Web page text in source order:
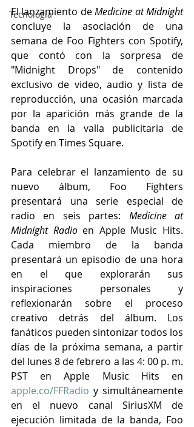
Tecnología
El lanzamiento de Medicine at Midnight
concluye la asociación de una
semana de Foo Fighters con Spotify,
que contó con la sorpresa de
"Midnight Drops" de contenido
exclusivo de video, audio y lista de
reproducción, una ocasión marcada
por la aparición más grande de la
banda en la valla publicitaria de
Spotify en Times Square.
Para celebrar el lanzamiento de su
nuevo álbum, Foo Fighters
presentará una serie especial de
radio en seis partes: Medicine at
Midnight Radio en Apple Music Hits.
Cada miembro de la banda
presentará un episodio de una hora
en el que explorarán sus
inspiraciones personales y
reflexionarán sobre el proceso
creativo detrás del álbum. Los
fanáticos pueden sintonizar todos los
días de la próxima semana, a partir
del lunes 8 de febrero a las 4: 00 p. m.
apple.co/FFRadio y simultáneamente
en el nuevo canal SiriusXM de
ejecución limitada de la banda, Foo